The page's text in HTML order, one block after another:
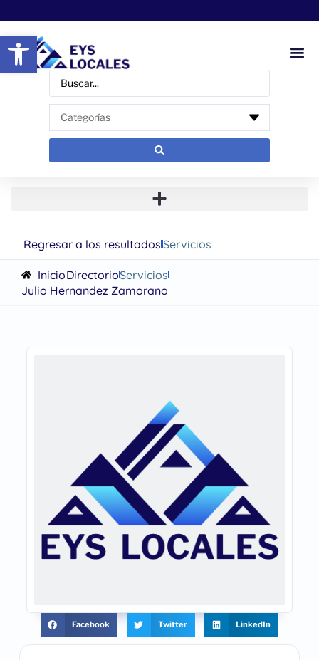
Abrir barra de herramientas
Regresar a los resultadosServicios
InicioDirectorioServicios
Julio Hernandez Zamorano
Facebook Twitter LinkedIn